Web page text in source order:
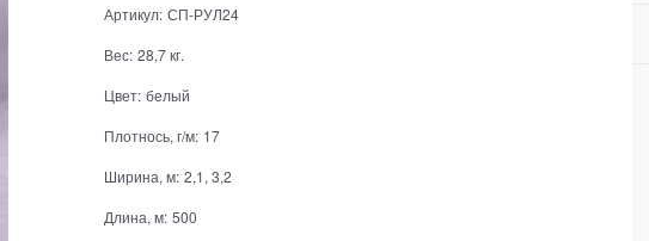
Артикул: СП-РУЛ24
Вес: 28,7кг.
Цвет: белый
Плотнось, г/м: 17
Ширина, м: 2,1, 3,2
Длина, м: 500